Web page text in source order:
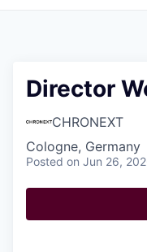
Director
CHRONEXT
Cologne, Germany
Posted on Jun 26,